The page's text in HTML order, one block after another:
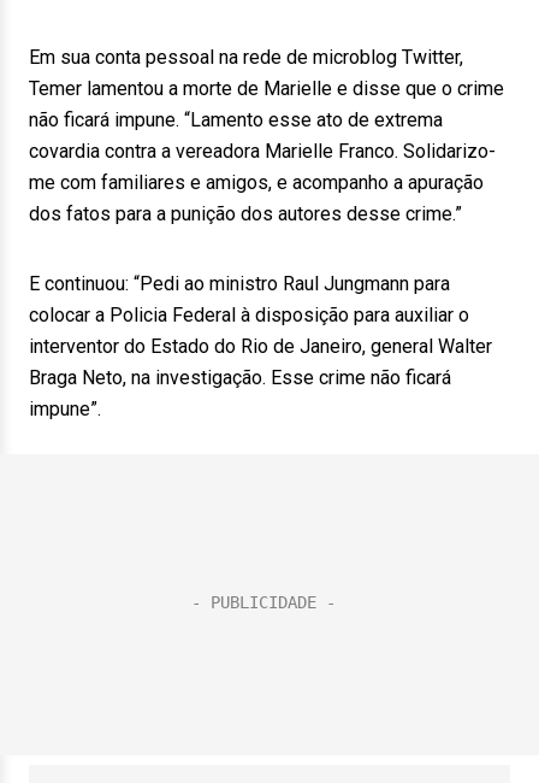
Em sua conta pessoal na rede de microblog Twitter,
Temer lamentou a morte de Marielle e disse que o crime
não ficará impune. “Lamento esse ato de extrema
covardia contra a vereadora Marielle Franco. Solidarizo-
me com familiares e amigos, e acompanho a apuração
dos fatos para a punição dos autores desse crime.”
E continuou: “Pedi ao ministro Raul Jungmann para
colocar a Policia Federal à disposição para auxiliar o
interventor do Estado do Rio de Janeiro, general Walter
Braga Neto, na investigação. Esse crime não ficará
impune”.